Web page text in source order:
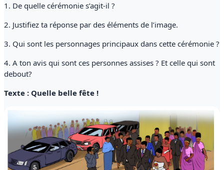
1. De quelle cérémonie s’agit-il ?
2. Justifiez ta réponse par des éléments de l’image.
3. Qui sont les personnages principaux dans cette cérémonie ?
4. A ton avis qui sont ces personnes assises ? Et celle qui sont
debout?
Texte : Quelle belle fête !